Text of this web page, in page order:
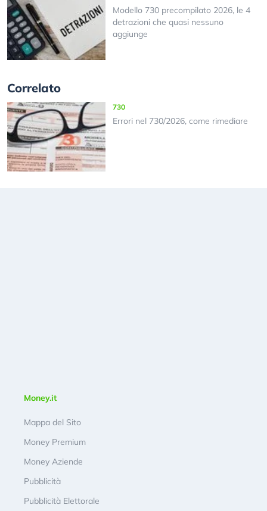
Modello 730 precompilato 2026, le 4
detrazioni che quasi nessuno
aggiunge
Correlato
730
Errori nel 730/2026, come rimediare
Money.it
Mappa del Sito
Money Premium
Money Aziende
Pubblicità
Pubblicità Elettorale